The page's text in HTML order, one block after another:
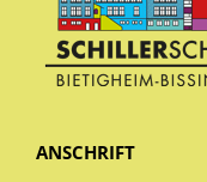
ANSCHRIFT